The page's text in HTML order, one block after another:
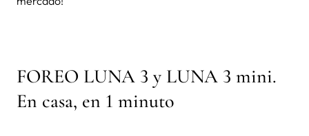
FOREO LUNA 3 y LUNA 3 mini.
En casa, en 1 minuto